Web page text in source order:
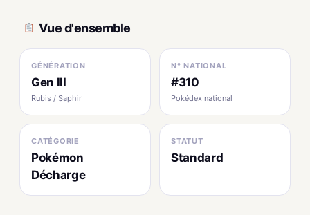
Vue d'ensemble
GÉNÉRATION
Gen III
Rubis / Saphir
N° NATIONAL
#310
Pokédex national
CATÉGORIE
Pokémon
Décharge
STATUT
Standard